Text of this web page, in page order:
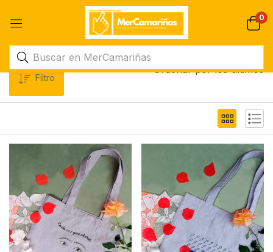
0
Filtro
Ordenar por los últimos